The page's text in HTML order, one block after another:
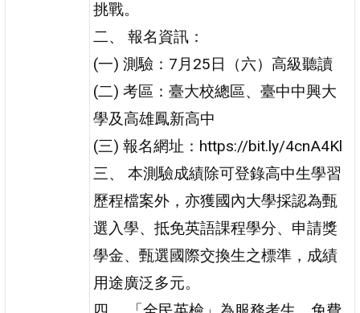
挑戰。
二、 報名資訊：
(一) 測驗：7月25日（六）高級聽讀
(二) 考區：臺大校總區、臺中中興大
學及高雄鳳新高中
(三) 報名網址：https://bit.ly/4cnA4Kl
三、 本測驗成績除可登錄高中生學習
歷程檔案外，亦獲國內大學採認為甄
選入學、抵免英語課程學分、申請獎
學金、甄選國際交換生之標準，成績
用途廣泛多元。